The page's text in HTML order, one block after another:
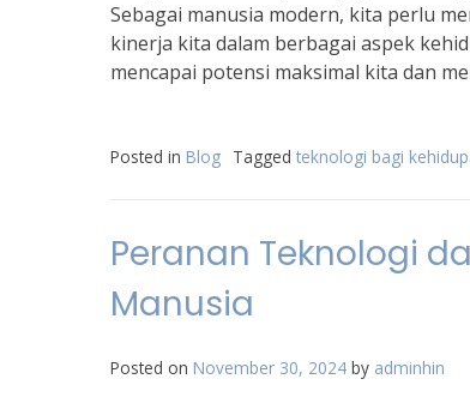
Sebagai manusia modern, kita perlu
kinerja kita dalam berbagai aspek
mencapai potensi maksimal kita dan
Posted in Blog Tagged teknologi bagi
Peranan Teknologi
Manusia
Posted on November 30, 2024 by adminhin